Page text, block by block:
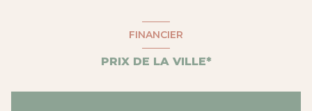
FINANCIER
PRIX DE LA VILLE*